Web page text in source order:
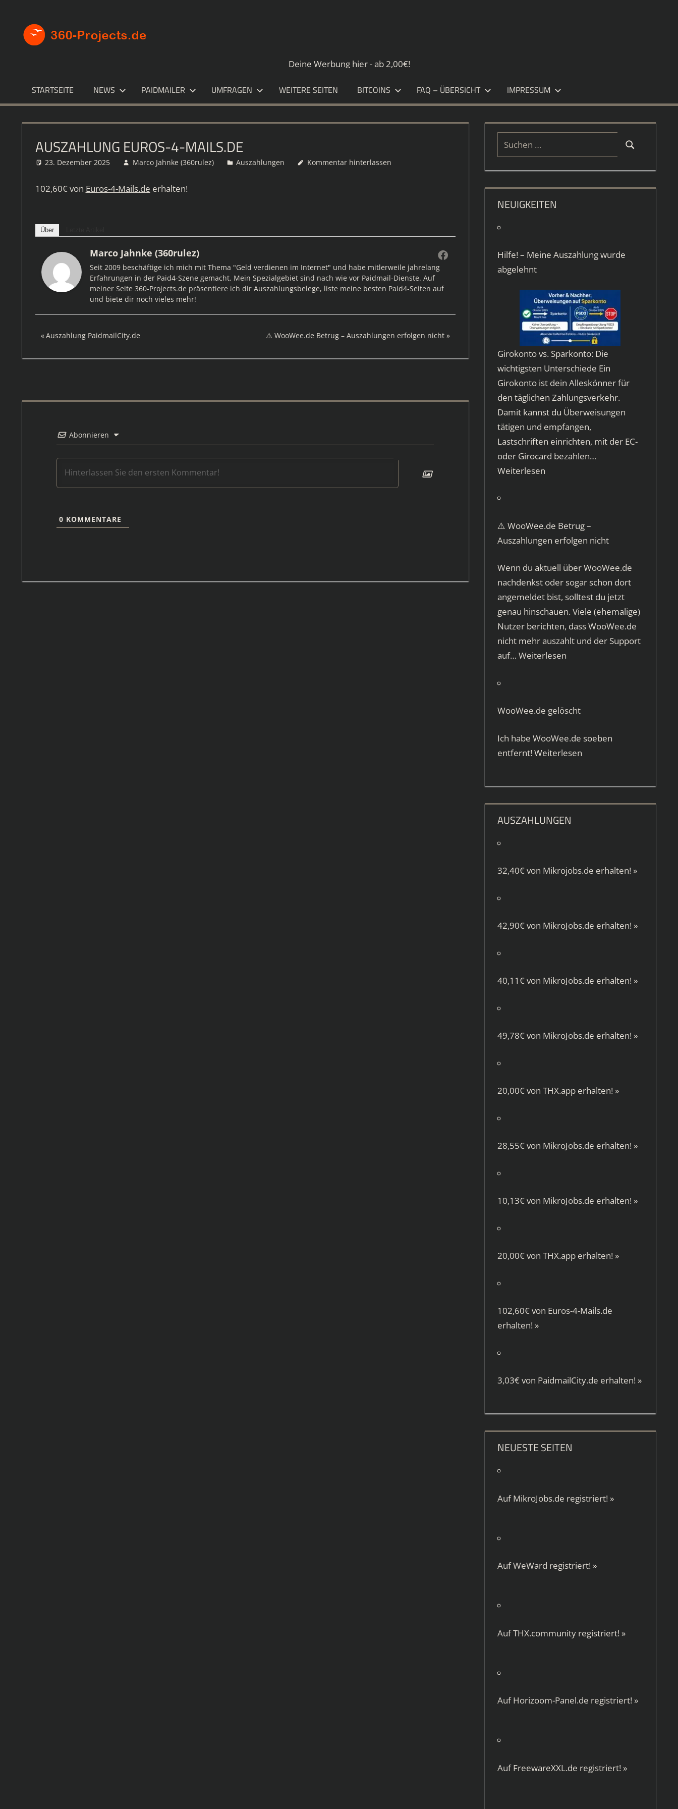
springen
Die
besten
Netz
Deine Werbung hier - ab 2,00€!
STARTSEITE NEWS PAIDMAILER UMFRAGEN WEITERE SEITEN BITCOINS FAQ – ÜBERSICHT IMPRESSUM
AUSZAHLUNG EUROS-4-MAILS.DE
23. Dezember 2025 Marco Jahnke (360rulez) Auszahlungen Kommentar hinterlassen
102,60€ von Euros-4-Mails.de erhalten!
Über
Marco Jahnke (360rulez)
Seit 2009 beschäftige ich mich mit Thema "Geld verdienen im Internet" und habe mitlerweile jahrelang
Erfahrungen in der Paid4-Szene gemacht. Mein Spezialgebiet sind nach wie vor Paidmail-Dienste. Auf
meiner Seite 360-Projects.de präsentiere ich dir Auszahlungsbelege, liste meine besten Paid4-Seiten auf
und biete dir noch vieles mehr!
Beitragsnavigation
Vorheriger
Auszahlung PaidmailCity.de
Nächster
⚠️ WooWee.de Betrug – Auszahlungen erfolgen nicht
Abonnieren
0 KOMMENTARE
Suchen
nach:
Suchen
NEUIGKEITEN
Hilfe! – Meine Auszahlung wurde
abgelehnt
Girokonto vs. Sparkonto: Die
wichtigsten Unterschiede Ein
Girokonto ist dein Alleskönner für
den täglichen Zahlungsverkehr.
Damit kannst du Überweisungen
tätigen und empfangen,
Lastschriften einrichten, mit der EC-
oder Girocard bezahlen…
Weiterlesen
⚠️ WooWee.de Betrug –
Auszahlungen erfolgen nicht
Wenn du aktuell über WooWee.de
nachdenkst oder sogar schon dort
angemeldet bist, solltest du jetzt
genau hinschauen. Viele (ehemalige)
Nutzer berichten, dass WooWee.de
nicht mehr auszahlt und der Support
auf…Weiterlesen
WooWee.de gelöscht
Ich habe WooWee.de soeben
entfernt!Weiterlesen
AUSZAHLUNGEN
32,40€ von Mikrojobs.de erhalten! »
42,90€ von MikroJobs.de erhalten! »
40,11€ von MikroJobs.de erhalten! »
49,78€ von MikroJobs.de erhalten! »
20,00€ vonTHX.app erhalten! »
28,55€ von MikroJobs.de erhalten! »
10,13€ von MikroJobs.de erhalten! »
20,00€ vonTHX.app erhalten! »
102,60€ von Euros-4-Mails.de
erhalten! »
3,03€ von PaidmailCity.de erhalten! »
NEUESTE SEITEN
AufMikroJobs.de registriert! »
AufWeWard registriert! »
AufTHX.community registriert! »
AufHorizoom-Panel.de registriert! »
AufFreewareXXL.de registriert! »